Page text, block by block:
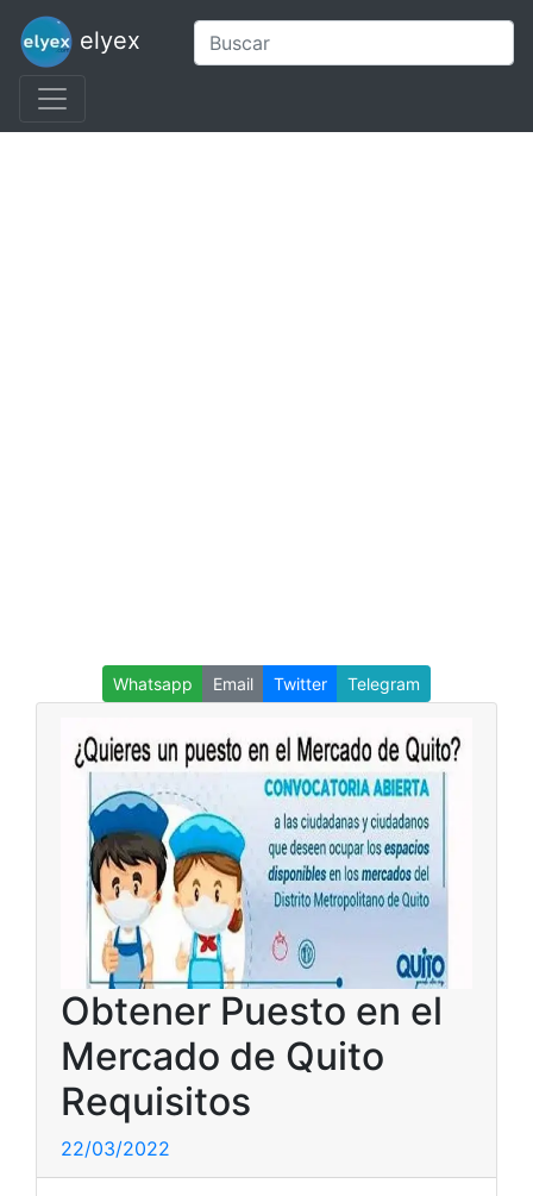
elyex
Whatsapp Email Twitter Telegram
Obtener Puesto en el
Mercado de Quito
Requisitos
22/03/2022